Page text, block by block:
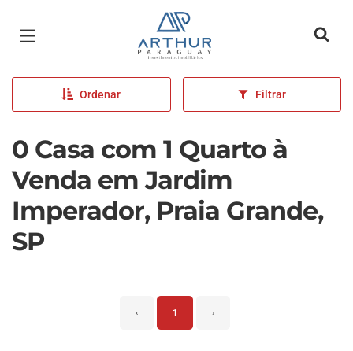
Página inicial
Ordenar Filtrar
0 Casa com 1 Quarto à
Venda em Jardim
Imperador, Praia Grande,
SP
‹ 1 ›